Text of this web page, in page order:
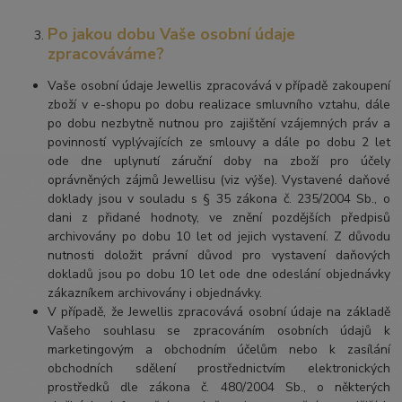
Po jakou dobu Vaše osobní údaje
zpracováváme?
Vaše osobní údaje Jewellis zpracovává v případě zakoupení
zboží v e-shopu po dobu realizace smluvního vztahu, dále
po dobu nezbytně nutnou pro zajištění vzájemných práv a
povinností vyplývajících ze smlouvy a dále po dobu 2 let
ode dne uplynutí záruční doby na zboží pro účely
oprávněných zájmů Jewellisu (viz výše). Vystavené daňové
doklady jsou v souladu s § 35 zákona č. 235/2004 Sb., o
dani z přidané hodnoty, ve znění pozdějších předpisů
archivovány po dobu 10 let od jejich vystavení. Z důvodu
nutnosti doložit právní důvod pro vystavení daňových
dokladů jsou po dobu 10 let ode dne odeslání objednávky
zákazníkem archivovány i objednávky.
V případě, že Jewellis zpracovává osobní údaje na základě
Vašeho souhlasu se zpracováním osobních údajů k
marketingovým a obchodním účelům nebo k zasílání
obchodních sdělení prostřednictvím elektronických
prostředků dle zákona č. 480/2004 Sb., o některých